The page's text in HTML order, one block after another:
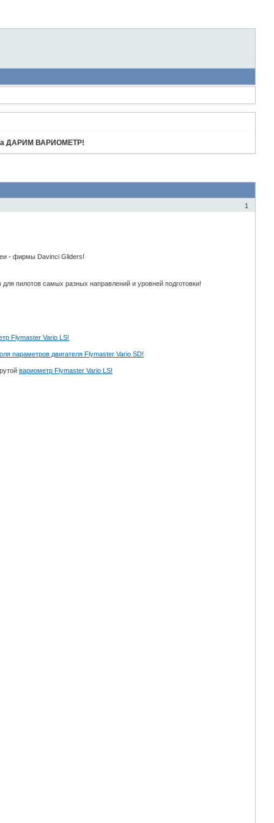
ДАРИМ ВАРИОМЕТР!
1
- фирмы Davinci Gliders!
пилотов самых разных направлений и уровней подготовки!
Flymaster Vario LS!
параметров двигателя Flymaster Vario SD!
вариометр Flymaster Vario LS!